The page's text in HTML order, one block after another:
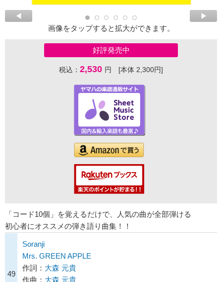
画像をタップすると拡大ができます。
好評発売中
税込： 2,530 円 [本体 2,300円]
「コード10個」を覚えるだけで、人気の曲が全部弾ける
初心者にオススメの弾き語り曲集！！
49
Soranji
Mrs. GREEN APPLE
作詞： 大森 元貴
作曲： 大森 元貴